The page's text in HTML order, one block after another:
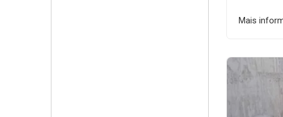
Mais